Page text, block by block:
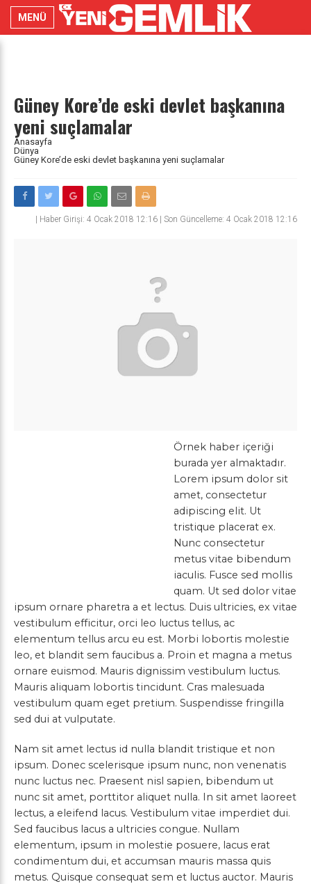
MENÜ
Güney Kore’de eski devlet başkanına
yeni suçlamalar
Anasayfa
Dünya
Güney Kore’de eski devlet başkanına yeni suçlamalar
Haber Girişi: 4 Ocak 2018 12:16 | Son Güncelleme: 4 Ocak 2018 12:16
Örnek haber içeriği
burada yer almaktadır.
Lorem ipsum dolor sit
amet, consectetur
adipiscing elit. Ut
tristique placerat ex.
Nunc consectetur
metus vitae bibendum
iaculis. Fusce sed mollis
quam. Ut sed dolor vitae
ipsum ornare pharetra a et lectus. Duis ultricies, ex vitae
vestibulum efficitur, orci leo luctus tellus, ac
elementum tellus arcu eu est. Morbi lobortis molestie
leo, et blandit sem faucibus a. Proin et magna a metus
ornare euismod. Mauris dignissim vestibulum luctus.
Mauris aliquam lobortis tincidunt. Cras malesuada
vestibulum quam eget pretium. Suspendisse fringilla
sed dui at vulputate.
Nam sit amet lectus id nulla blandit tristique et non
ipsum. Donec scelerisque ipsum nunc, non venenatis
nunc luctus nec. Praesent nisl sapien, bibendum ut
nunc sit amet, porttitor aliquet nulla. In sit amet laoreet
lectus, a eleifend lacus. Vestibulum vitae imperdiet dui.
Sed faucibus lacus a ultricies congue. Nullam
elementum, ipsum in molestie posuere, lacus erat
condimentum dui, et accumsan mauris massa quis
metus. Quisque consequat sem et luctus auctor. Mauris